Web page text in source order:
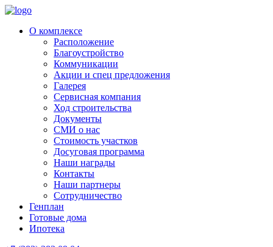
О комплексе
Расположение
Благоустройство
Коммуникации
Акции и спец предложения
Галерея
Сервисная компания
Ход строительства
Документы
СМИ о нас
Стоимость участков
Досуговая программа
Наши награды
Контакты
Наши партнеры
Сотрудничество
Генплан
Готовые дома
Ипотека